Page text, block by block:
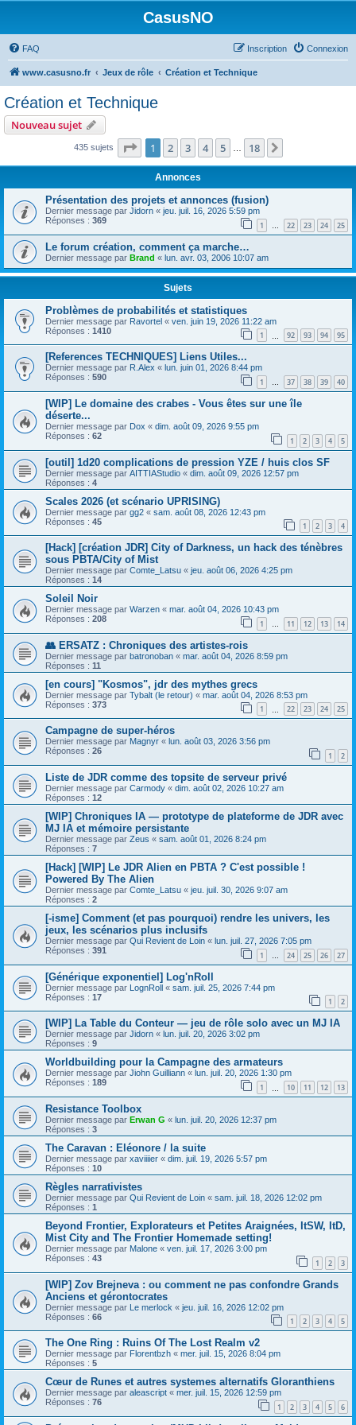
CasusNO
FAQ Connexion
Inscription
www.casusno.fr Jeux de rôle Création et Technique
Création et Technique
Nouveau sujet
435 sujets Page 1sur18
1 2 3 4 5 18
Annonces
Présentation des projets et annonces (fusion)
Dernier message par Jidorn « jeu. juil. 16, 2026 5:59 pm
Réponses : 369 1 … 22 23 24 25
Le forum création, comment ça marche…
Dernier message par Brand « lun. avr. 03, 2006 10:07 am
Sujets
Problèmes de probabilités et statistiques
Dernier message par Ravortel « ven. juin 19, 2026 11:22 am
Réponses : 1410 1 92 93 94 95
[References TECHNIQUES] Liens Utiles...
Dernier message par R.Alex « lun. juin 01, 2026 8:44 pm
Réponses : 590 1 … 37 38 39 40
[WIP] Le domaine des crabes - Vous êtes sur une île
déserte...
Dernier message par Dox « dim. août 09, 2026 9:55 pm
Réponses : 62 1 2 3 4 5
[outil] 1d20 complications de pression YZE / huis clos SF
Dernier message par AITTIAStudio « dim. août 09, 2026 12:57 pm
Réponses : 4
Scales 2026 (et scénario UPRISING)
Dernier message par gg2 « sam. août 08, 2026 12:43 pm
Réponses : 45 1 2 3 4
[Hack] [création JDR] City of Darkness, un hack des ténèbres
sous PBTA/City of Mist
Dernier message par Comte_Latsu « jeu. août 06, 2026 4:25 pm
Réponses : 14
Soleil Noir
Dernier message par Warzen « mar. août 04, 2026 10:43 pm
Réponses : 208 1 … 11 12 13 14
👥 ERSATZ : Chroniques des artistes-rois
Dernier message par batronoban « mar. août 04, 2026 8:59 pm
Réponses : 11
[en cours] "Kosmos", jdr des mythes grecs
Dernier message par Tybalt (le retour) « mar. août 04, 2026 8:53 pm
Réponses : 373 1 22 23 24 25
Campagne de super-héros
Dernier message par Magnyr « lun. août 03, 2026 3:56 pm
Réponses : 26 1 2
Liste de JDR comme des topsite de serveur privé
Dernier message par Carmody « dim. août 02, 2026 10:27 am
Réponses : 12
[WIP] Chroniques IA — prototype de plateforme de JDR avec
MJ IA et mémoire persistante
Dernier message par Zeus « sam. août 01, 2026 8:24 pm
Réponses : 7
[Hack] [WIP] Le JDR Alien en PBTA ? C'est possible !
Powered By The Alien
Dernier message par Comte_Latsu « jeu. juil. 30, 2026 9:07 am
Réponses : 2
[-isme] Comment (et pas pourquoi) rendre les univers, les
jeux, les scénarios plus inclusifs
Dernier message par Qui Revient de Loin « lun. juil. 27, 2026 7:05 pm
Réponses : 391 1 … 24 25 26 27
[Générique exponentiel] Log'nRoll
Dernier message par LognRoll « sam. juil. 25, 2026 7:44 pm
Réponses : 17 1 2
[WIP] La Table du Conteur — jeu de rôle solo avec un MJ IA
Dernier message par Jidorn « lun. juil. 20, 2026 3:02 pm
Réponses : 9
Worldbuilding pour la Campagne des armateurs
Dernier message par Jiohn Guilliann « lun. juil. 20, 2026 1:30 pm
Réponses : 189 1 10 11 12 13
Resistance Toolbox
Dernier message par Erwan G « lun. juil. 20, 2026 12:37 pm
Réponses : 3
The Caravan : Eléonore / la suite
Dernier message par xaviiiier « dim. juil. 19, 2026 5:57 pm
Réponses : 10
Règles narrativistes
Dernier message par Qui Revient de Loin « sam. juil. 18, 2026 12:02 pm
Réponses : 1
Beyond Frontier, Explorateurs et Petites Araignées, ItSW, ItD,
Mist City and The Frontier Homemade setting!
Dernier message par Malone « ven. juil. 17, 2026 3:00 pm
Réponses : 43 1 2 3
[WIP] Zov Brejneva : ou comment ne pas confondre Grands
Anciens et gérontocrates
Dernier message par Le merlock « jeu. juil. 16, 2026 12:02 pm
Réponses : 66 1 2 3 4 5
The One Ring : Ruins Of The Lost Realm v2
Dernier message par Florentbzh « mer. juil. 15, 2026 8:04 pm
Réponses : 5
Cœur de Runes et autres systemes alternatifs Gloranthiens
Dernier message par aleascript « mer. juil. 15, 2026 12:59 pm
Réponses : 76 1 2 3 4 5 6